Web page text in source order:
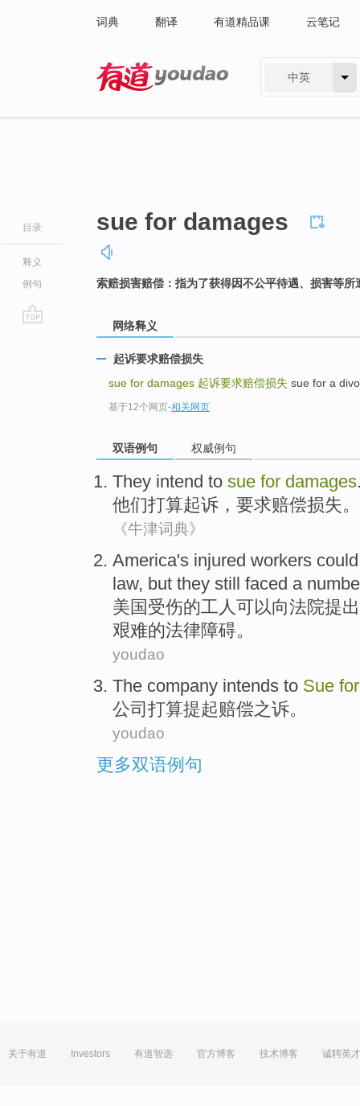
词典 翻译 有道精品课 云笔记
中英
目录
释义
例句
sue for damages
索赔损害赔偿：指为了获得因不公平待遇、损害等
网络释义
起诉要求赔偿损失
sue for damages 起诉要求赔偿损失 sue for a
基于12个网页-相关网页
双语例句 权威例句
They intend to sue for damages
他们打算起诉 ， 要求赔偿损失。
《牛津词典》
America's injured workers could
law, but they still faced a
美国受伤的工人可以向法院提出
艰难的法律障碍。
youdao
The company intends to Sue
公司 打算提起赔偿之诉。
youdao
更多双语例句
关于有道 Investors 有道智选 官方博客 技术博客 诚聘英才